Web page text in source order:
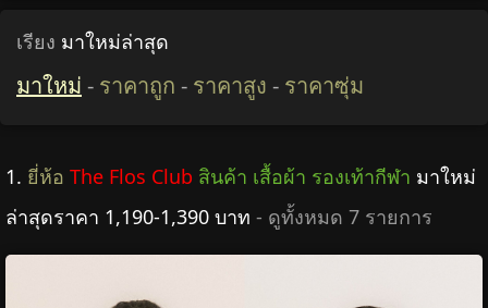
เรียง มาใหม่ล่าสุด
มาใหม่ - ราคาถูก - ราคาสูง - ราคาซุ่ม
1. ยี่ห้อ The Flos Club สินค้า เสื้อผ้า รองเท้ากีฬา มาใหม่
ล่าสุดราคา 1,190-1,390 บาท - ดูทั้งหมด 7 รายการ